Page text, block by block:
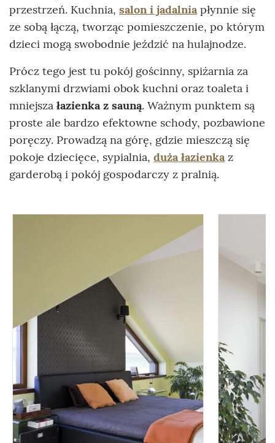
przestrzeń. Kuchnia, salon i jadalniapłynnie się
ze sobą łączą, tworząc pomieszczenie, po którym
dzieci mogą swobodnie jeździć na hulajnodze.
Prócz tego jest tu pokój gościnny, spiżarnia za
szklanymi drzwiami obok kuchni oraz toaleta i
mniejsza łazienka z sauną. Ważnym punktem są
proste ale bardzo efektowne schody, pozbawione
poręczy. Prowadzą na górę, gdzie mieszczą się
pokoje dziecięce, sypialnia, duża łazienkaz
garderobą i pokój gospodarczy z pralnią.